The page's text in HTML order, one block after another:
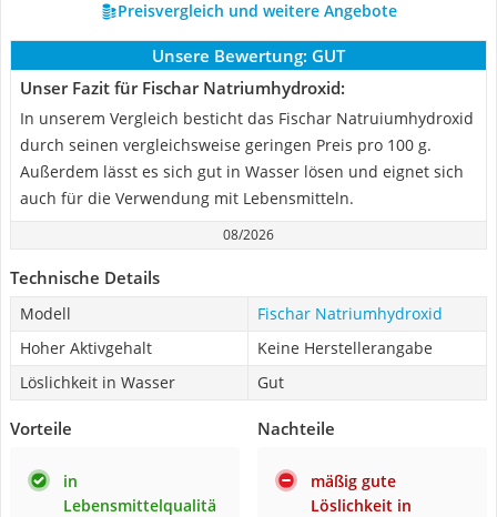
Preisvergleich und weitere Angebote
Unsere Bewertung: GUT
Unser Fazit für Fischar Natriumhydroxid:
In unserem Vergleich besticht das Fischar Natruiumhydroxid
durch seinen vergleichsweise geringen Preis pro 100 g.
Außerdem lässt es sich gut in Wasser lösen und eignet sich
auch für die Verwendung mit Lebensmitteln.
08/2026
Technische Details
Modell
Fischar Natriumhydroxid
Hoher Aktivgehalt
Keine Herstellerangabe
Löslichkeit in Wasser
Gut
Vorteile
in
Lebensmittelqualitä
Nachteile
mäßig gute
Löslichkeit in